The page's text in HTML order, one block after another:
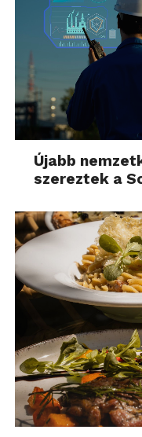
Újabb
szereztek a